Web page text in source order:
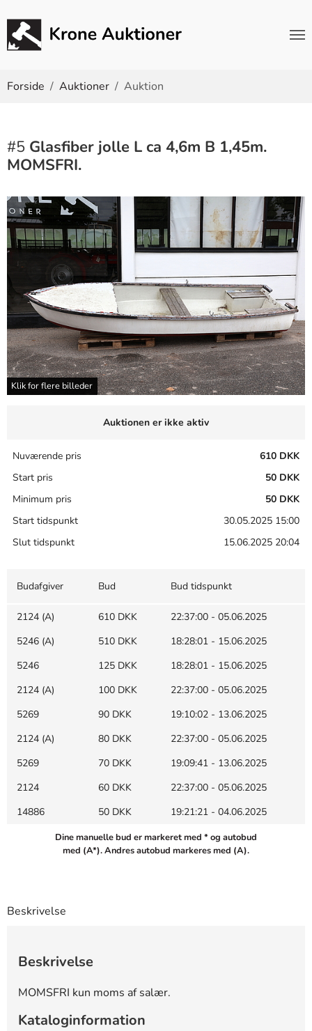
Forside Auktioner Auktion
#5 Glasfiber jolle L ca 4,6m B 1,45m.
MOMSFRI.
Klik for flere billeder
Auktionen er ikke aktiv
Nuværende pris
610 DKK
Start pris
50 DKK
Minimum pris
50 DKK
Start tidspunkt
30.05.2025 15:00
Slut tidspunkt
15.06.2025 20:04
Budafgiver Bud Bud tidspunkt
2124 (A) 610 DKK
22:37:00 - 05.06.2025
5246 (A)
510 DKK
18:28:01 - 15.06.2025
5246
125 DKK
18:28:01 - 15.06.2025
2124 (A)
100 DKK
22:37:00 - 05.06.2025
5269
90 DKK
19:10:02 - 13.06.2025
2124 (A)
80 DKK
22:37:00 - 05.06.2025
5269
70 DKK
19:09:41 - 13.06.2025
2124
60 DKK
22:37:00 - 05.06.2025
14886
50 DKK 19:21:21 - 04.06.2025
Dine manuelle bud er markeret med * og autobud
med (A*). Andres autobud markeres med (A).
Beskrivelse
Beskrivelse
MOMSFRI kun moms af salær.
Kataloginformation